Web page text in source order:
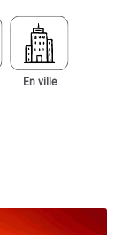
En ville